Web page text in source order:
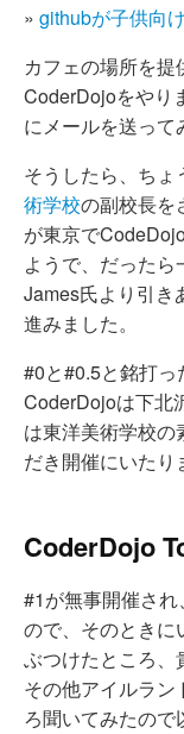
» githubが子供向
カフェの場所を
CoderDojoをやり
にメールを送って
そうしたら、ち
術学校の副校長を
が東京で
ようで、だった
James氏より引き
進みました。
#0と#0.5と銘打
CoderDojoは下北
は東洋美術学校の
だき開催にいたり
CoderDojo
#1が無事開催さ
ので、そのときに
ぶつけたところ、
その他アイルラ
ろ聞いてみたので